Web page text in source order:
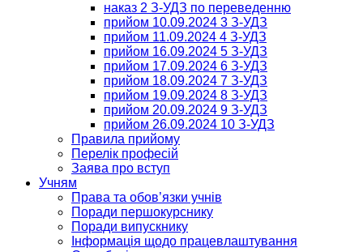
наказ 2 З-УДЗ по переведенню
прийом 10.09.2024 3 З-УДЗ
прийом 11.09.2024 4 З-УДЗ
прийом 16.09.2024 5 З-УДЗ
прийом 17.09.2024 6 З-УДЗ
прийом 18.09.2024 7 З-УДЗ
прийом 19.09.2024 8 З-УДЗ
прийом 20.09.2024 9 З-УДЗ
прийом 26.09.2024 10 З-УДЗ
Правила прийому
Перелік професій
Заява про вступ
Учням
Права та обов’язки учнів
Поради першокурснику
Поради випускнику
Інформація щодо працевлаштування